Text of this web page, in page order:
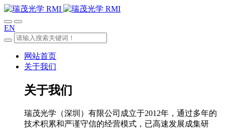
EN
网站首页
关于我们
关于我们
瑞茂光学（深圳）有限公司成立于2012年，通过多年的
技术积累和严谨守信的经营模式，已高速发展成集研